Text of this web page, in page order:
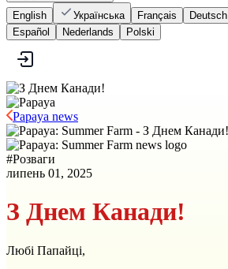
English
Українська Français Deutsch
Español
Nederlands Polski
Papaya news
#Розваги
липень 01, 2025
З Днем Канади!
Любі Папайці,